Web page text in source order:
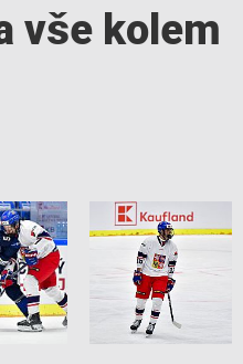
vše kolem